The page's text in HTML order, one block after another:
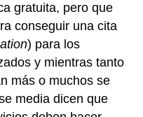
gratuita, pero que
conseguir una cita
) para los
y mientras tanto
más o muchos se
media dicen que